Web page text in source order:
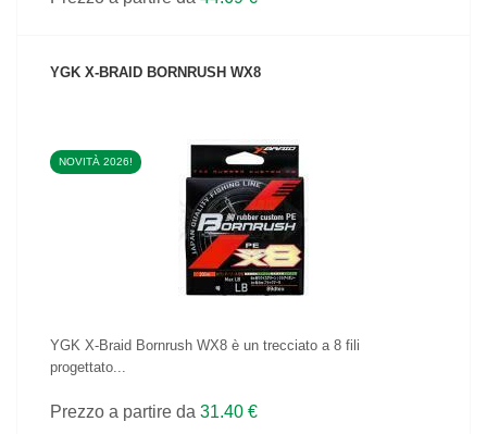
YGK X-BRAID BORNRUSH WX8
NOVITÀ 2026!
VEDI IL PRODOTTO
YGK X-Braid Bornrush WX8 è un trecciato a 8 fili
progettato...
Prezzo a partire da 31.40 €